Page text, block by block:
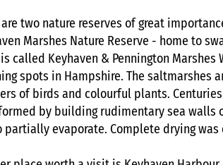
are two nature reserves of great
Marshes Nature Reserve - home to
called Keyhaven & Pennington
spots in Hampshire. The
of birds and colourful plants.
by building rudimentary sea
partially evaporate. Complete drying was